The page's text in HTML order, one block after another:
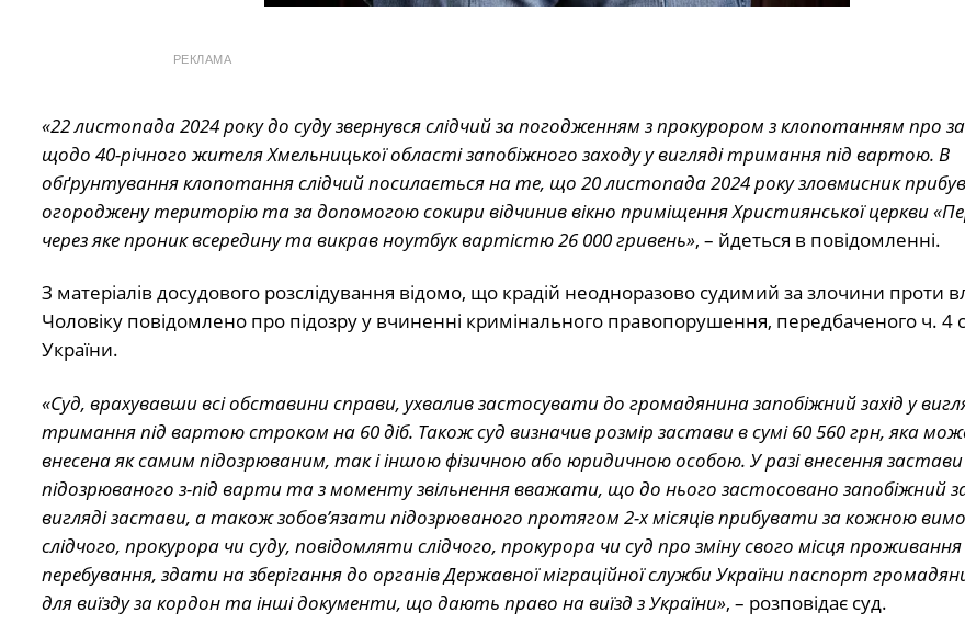
РЕКЛАМА
«22 листопада 2024 року до суду звернувся слідчий за погодженням з прокурором з клопотанням про
щодо 40-річного жителя Хмельницької області запобіжного заходу у вигляді тримання під вартою. В
обґрунтування клопотання слідчий посилається на те, що 20 листопада 2024 року зловмисник
огороджену територію та за допомогою сокири відчинив вікно приміщення Християнської церкви
через яке проник всередину та викрав ноутбук вартістю 26 000 гривень», – йдеться в повідомленні.
З матеріалів досудового розслідування відомо, що крадій неодноразово судимий за злочини проти
Чоловіку повідомлено про підозру у вчиненні кримінального правопорушення, передбаченого ч. 4
України.
«Суд, врахувавши всі обставини справи, ухвалив застосувати до громадянина запобіжний захід у
тримання під вартою строком на 60 діб. Також суд визначив розмір застави в сумі 60 560 грн, яка
внесена як самим підозрюваним, так і іншою фізичною або юридичною особою. У разі внесення
підозрюваного з-під варти та з моменту звільнення вважати, що до нього застосовано запобіжний
вигляді застави, а також зобов’язати підозрюваного протягом 2-х місяців прибувати за кожною
слідчого, прокурора чи суду, повідомляти слідчого, прокурора чи суд про зміну свого місця
перебування, здати на зберігання до органів Державної міграційної служби України паспорт
для виїзду за кордон та інші документи, що дають право на виїзд з України», – розповідає суд.